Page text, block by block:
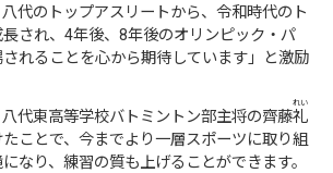
代のトップアスリートから、令和時代のト
され、4年後、8年後のオリンピック・パ
れることを心から期待しています」と激励
代東高等学校バトミントン部主将の齊藤礼
れい
ことで、今までより一層スポーツに取り組
なり、練習の質も上げることができます。